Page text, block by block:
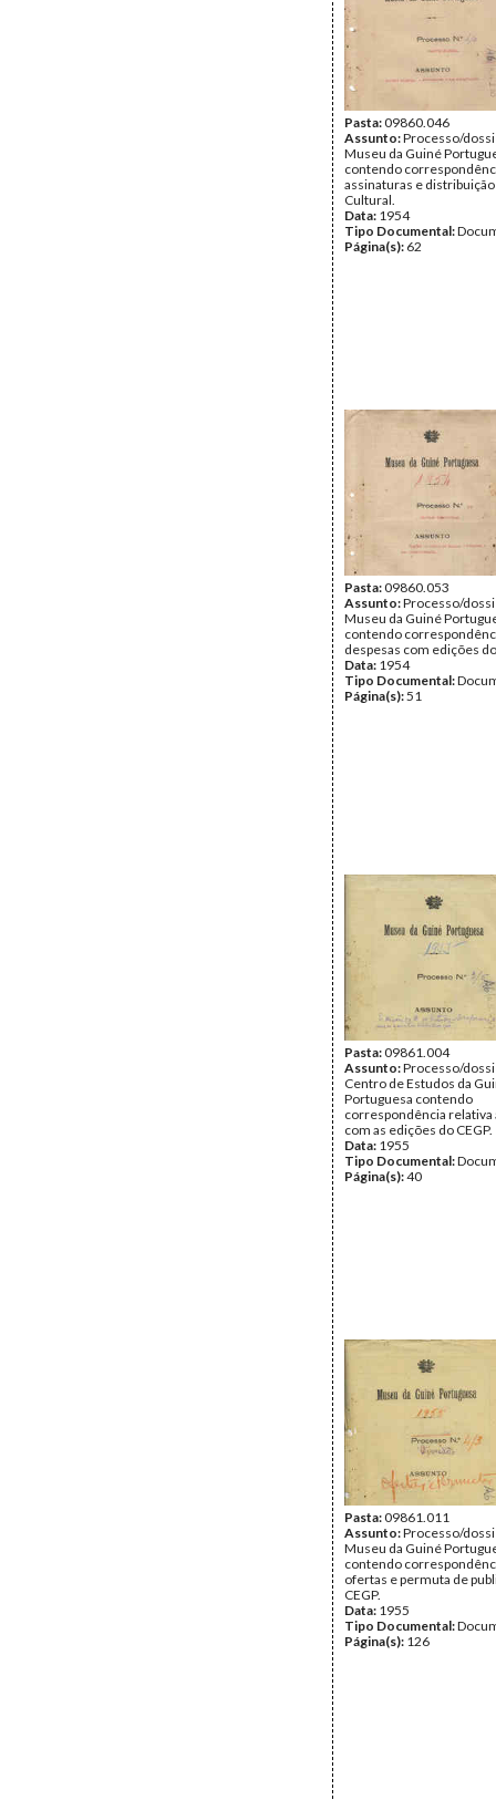
Pasta:09860.046
Assunto:Processo/
Museu da Guiné
contendo
assinaturas e
Cultural.
Data: 1954
Tipo Documental:
Página(s): 62
Pasta:09860.053
Assunto:Processo/
Museu da Guiné
contendo
despesas com edições do
Data: 1954
Tipo Documental:
Página(s):51
Pasta:09861.004
Assunto:Processo/
Centro de Estudos da
Portuguesa contendo
correspondência relativa
com as edições do CEGP.
Data: 1955
Tipo Documental:
Página(s):40
Pasta:09861.011
Assunto:Processo/
Museu da Guiné
contendo
ofertas e permuta de
CEGP.
Data: 1955
Tipo Documental:
Página(s): 126